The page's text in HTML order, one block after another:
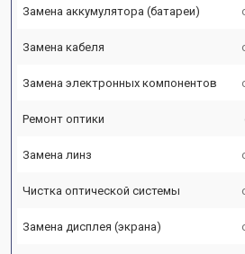
Замена аккумулятора (батареи)
Замена кабеля
Замена электронных компонентов
Ремонт оптики
Замена линз
Чистка оптической системы
Замена дисплея (экрана)